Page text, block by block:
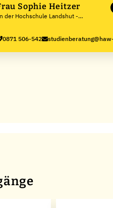
Frau Sophie Heitzer
der Hochschule Landshut -
Wissenschaften
0871 506-542